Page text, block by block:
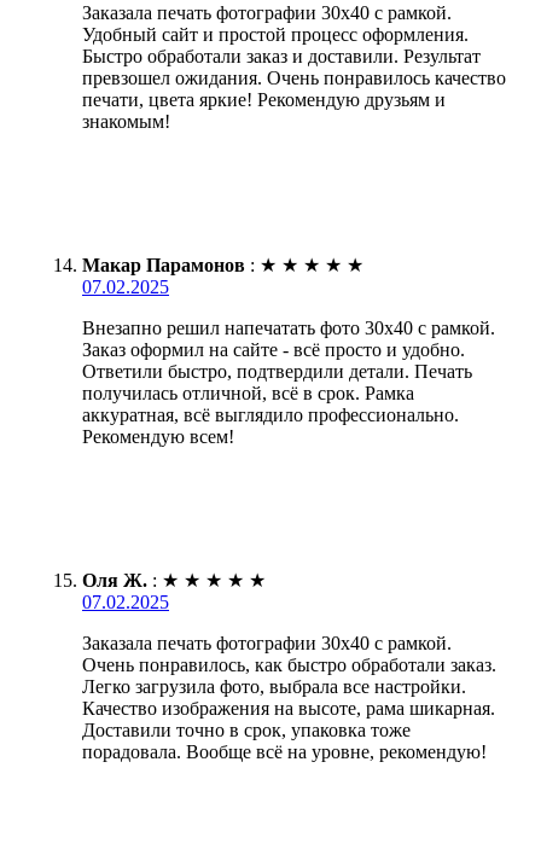
Заказала печать фотографии 30х40 с рамкой.
Удобный сайт и простой процесс оформления.
Быстро обработали заказ и доставили. Результат
превзошел ожидания. Очень понравилось качество
печати, цвета яркие! Рекомендую друзьям и
знакомым!
Макар Парамонов : ★ ★ ★ ★ ★
07.02.2025
Внезапно решил напечатать фото 30х40 с рамкой.
Заказ оформил на сайте - всё просто и удобно.
Ответили быстро, подтвердили детали. Печать
получилась отличной, всё в срок. Рамка
аккуратная, всё выглядило профессионально.
Рекомендую всем!
Оля Ж. : ★ ★ ★ ★ ★
07.02.2025
Заказала печать фотографии 30х40 с рамкой.
Очень понравилось, как быстро обработали заказ.
Легко загрузила фото, выбрала все настройки.
Качество изображения на высоте, рама шикарная.
Доставили точно в срок, упаковка тоже
порадовала. Вообще всё на уровне, рекомендую!